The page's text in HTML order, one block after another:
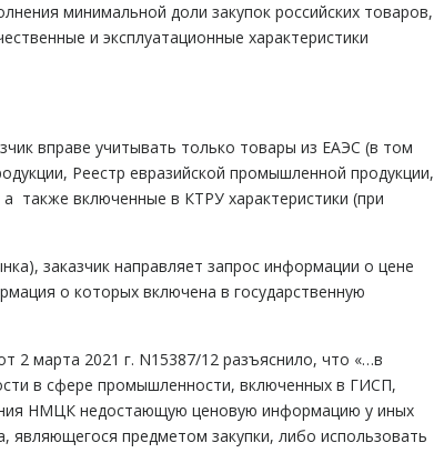
минимальной доли закупок российских товаров,
и эксплуатационные характеристики
вправе учитывать только товары из ЕАЭС (в том
Реестр евразийской промышленной продукции,
также включенные в КТРУ характеристики (при
заказчик направляет запрос информации о цене
о которых включена в государственную
2 марта 2021 г. N15387/12 разъяснило, что «…в
в сфере промышленности, включенных в ГИСП,
НМЦК недостающую ценовую информацию у иных
являющегося предметом закупки, либо использовать